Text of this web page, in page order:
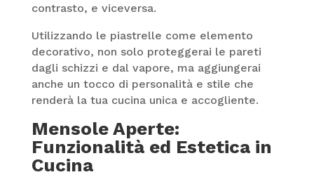
contrasto, e viceversa.
Utilizzando le piastrelle come elemento
decorativo, non solo proteggerai le pareti
dagli schizzi e dal vapore, ma aggiungerai
anche un tocco di personalità e stile che
renderà la tua cucina unica e accogliente.
Mensole Aperte:
Funzionalità ed Estetica in
Cucina